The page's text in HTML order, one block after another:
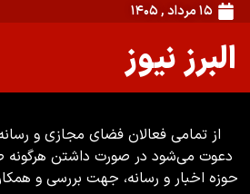
۱۵ مرداد , ۱۴۰۵
البرز نیوز
از تمامی فعالان فضای مجازی و
دعوت می‌شود در صورت داشتن هرگونه
حوزه اخبار و رسانه، جهت بررسی و